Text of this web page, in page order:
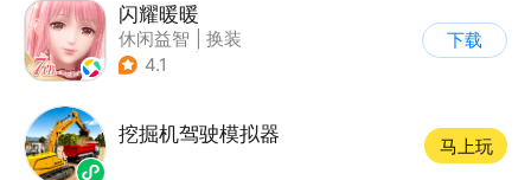
闪耀暖暖
休闲益智
换装
| 女性向
4.1
下载
挖掘机驾驶模拟器
马上玩